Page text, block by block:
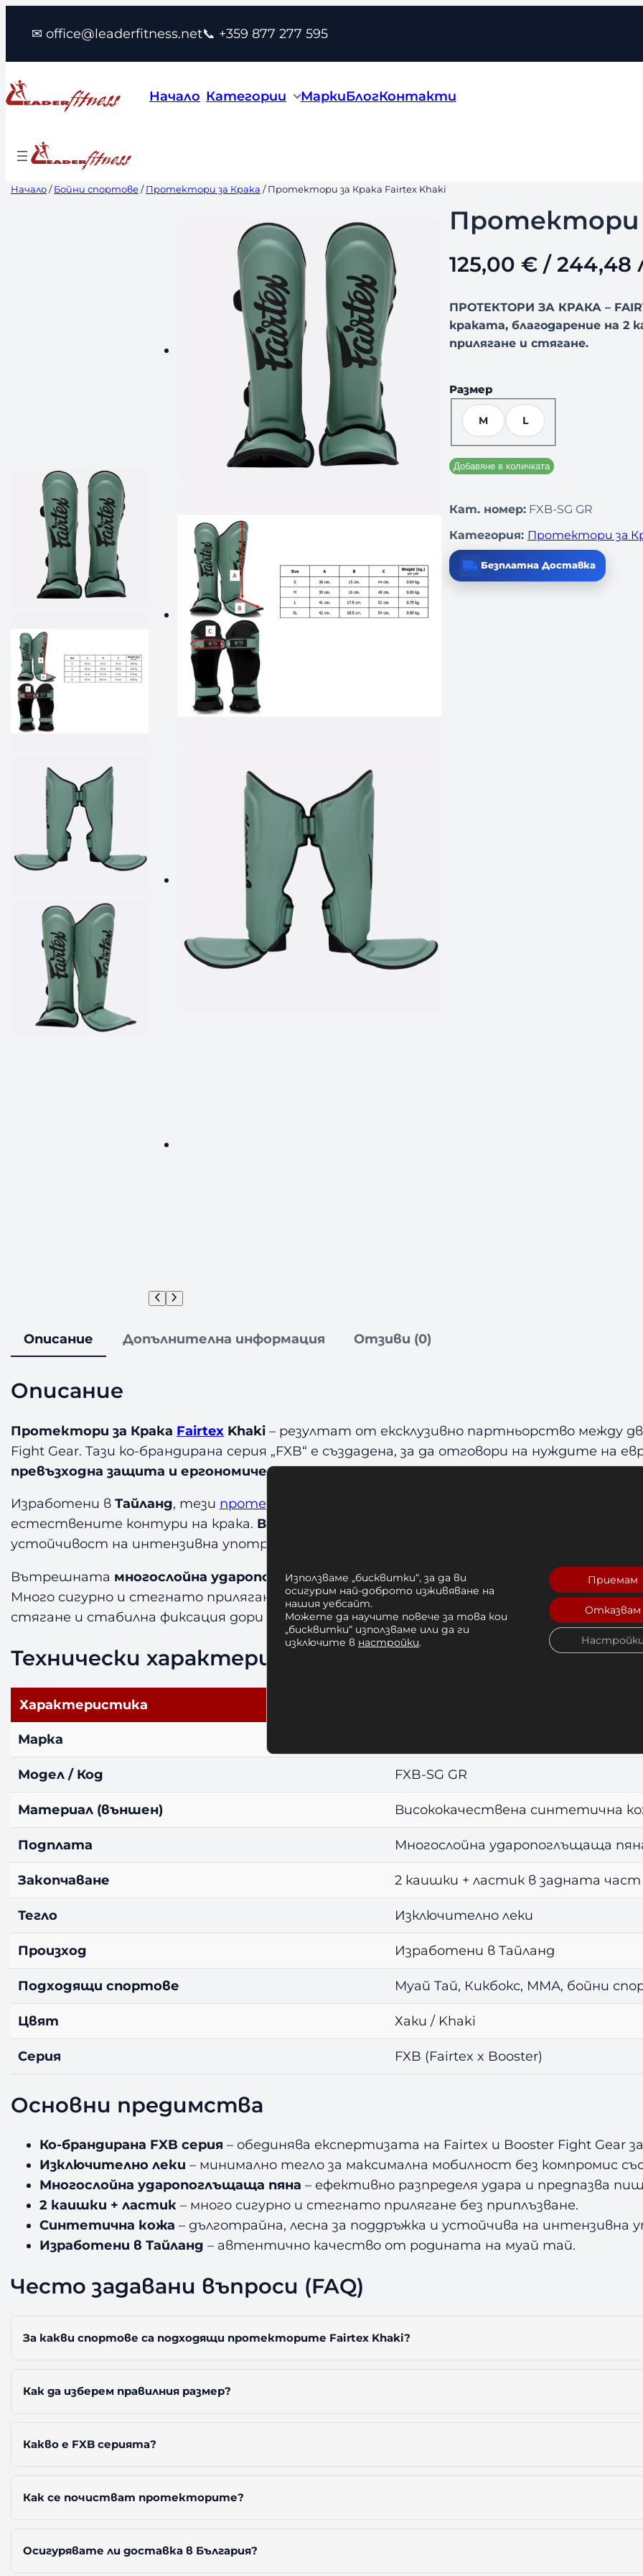
съдържанието
✉ office@leaderfitness.net📞 +359 877 277 595
Начало Категории МаркиБлогКонтакти
Начало/Бойни спортове/Протектори за Крака / Протектори за Крака Fairtex Khaki
Протектори
125,00 €/ 244,48
ПРОТЕКТОРИ ЗА КРАКА –
краката, благодарение на 2
прилягане и стягане.
Размер
M L
Добавяне в количката
Кат. номер: FXB-SG GR
Категория: Протектори за
Безплатна Доставка
Описание Допълнителна информация Отзиви (0)
Описание
Протектори за Крака Fairtex Khaki – резултат от ексклузивно партньорство между
Fight Gear. Тази ко-брандирана серия „FXB“ е създадена, за да отговори на нуждите на
превъзходна защита и ергономичен дизайнза тренировки по муай тай, кикбокс и ММА.
Изработени вТайланд, тези протектори за крака
се отличават с изключително
естествените контури на крака. Външната обвивка от висококачествена
устойчивост на интензивна употреба, докато стилният хаки цвят придава
Вътрешната многослойна ударопоглъщаща пянаразпределя удара равномерно и
Много сигурно и стегнато прилягане се постига благодарение на2 каишки и ластик в
стягане и стабилна фиксация дори при бързи движения и ритници от всякакъв ъгъл.
Технически характеристики
Характеристика
Марка
Модел / Код FXB-SG GR
Материал (външен) Висококачествена синтетична
Подплата Многослойна ударопоглъщаща
Закопчаване 2 каишки + ластик в задната част
Тегло Изключително леки
Произход Изработени в Тайланд
Подходящи спортове Муай Тай, Кикбокс, ММА, бойни
Цвят Хаки / Khaki
Серия FXB (Fairtex x Booster)
Основни предимства
Ко-брандирана FXB серия – обединява експертизата на Fairtex и Booster Fight Gear
Изключително леки – минимално тегло за максимална мобилност без компромис
Многослойна ударопоглъщаща пяна – ефективно разпределя удара и предпазва
2 каишки + ластик – много сигурно и стегнато прилягане без приплъзване.
Синтетична кожа – дълготрайна, лесна за поддръжка и устойчива на интензивна
Изработени в Тайланд – автентично качество от родината на муай тай.
Често задавани въпроси (FAQ)
За какви спортове са подходящи протекторите Fairtex Khaki?
Как да изберем правилния размер?
Какво е FXB серията?
Как се почистват протекторите?
Осигурявате ли доставка в България?
Използваме „бисквитки“, за да ви
осигурим най-доброто изживяване на
нашия уебсайт.
Можете да научите повече за това кои
„бисквитки“ използваме или да ги
изключите в настройки.
Приемам
Отказвам
Настройки